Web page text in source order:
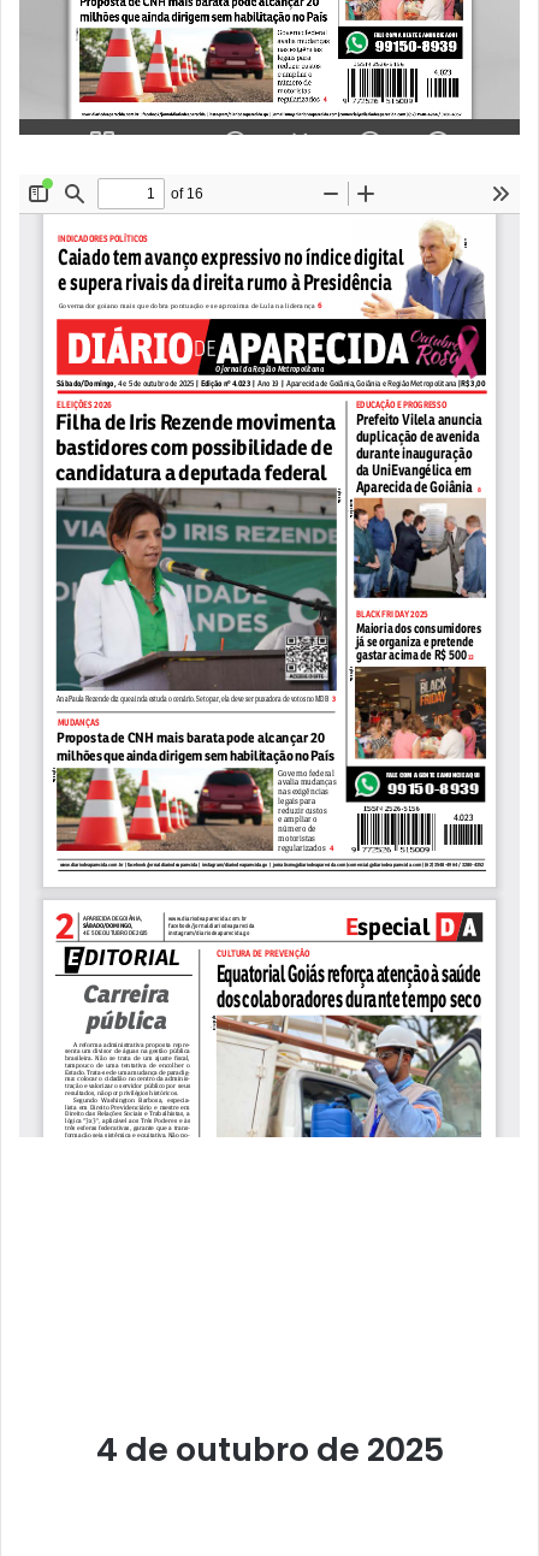
4 de outubro de 2025